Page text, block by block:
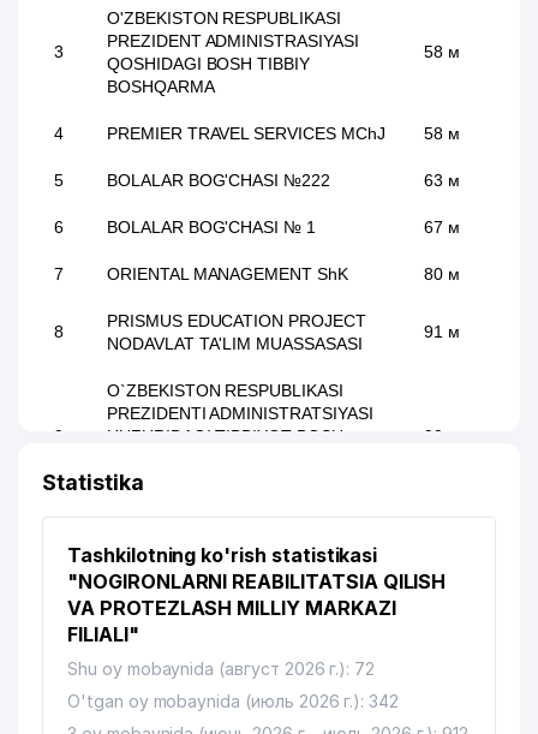
3
O'ZBEKISTON RESPUBLIKASI
PREZIDENT ADMINISTRASIYASI
QOSHIDAGI BOSH TIBBIY
BOSHQARMA
58 м
4 PREMIER TRAVEL SERVICES MChJ 58 м
5 BOLALAR BOG'CHASI №222 63 м
6 BOLALAR BOG'CHASI № 1 67 м
7 ORIENTAL MANAGEMENT ShK 80 м
8
PRISMUS EDUCATION PROJECT
NODAVLAT TA'LIM MUASSASASI
91 м
9
O`ZBEKISTON RESPUBLIKASI
PREZIDENTI ADMINISTRATSIYASI
HUZURIDAGI TIBBIYOT BOSH
DORIXONASI
99 м
(SOLNISHKO)
11 SORIZ DIOMED MChJ
12 BEGIM MChJ
13 ALOQA BO'LIMI № 47
Statistika
Tashkilotning ko'rish statistikasi
"NOGIRONLARNI REABILITATSIA QILISH
VA PROTEZLASH MILLIY MARKAZI
FILIALI"
Shu oy mobaynida (август 2026 г.): 72
O'tgan oy mobaynida (июль 2026 г.): 342